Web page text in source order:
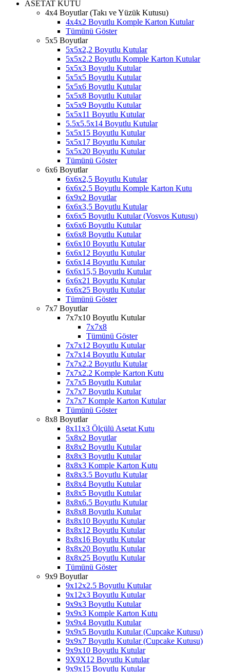
ASETAT KUTU
4x4 Boyutlar (Takı ve Yüzük Kutusu)
4x4x2 Boyutlu Komple Karton Kutular
Tümünü Göster
5x5 Boyutlar
5x5x2,2 Boyutlu Kutular
5x5x2.2 Boyutlu Komple Karton Kutular
5x5x3 Boyutlu Kutular
5x5x5 Boyutlu Kutular
5x5x6 Boyutlu Kutular
5x5x8 Boyutlu Kutular
5x5x9 Boyutlu Kutular
5x5x11 Boyutlu Kutular
5.5x5.5x14 Boyutlu Kutular
5x5x15 Boyutlu Kutular
5x5x17 Boyutlu Kutular
5x5x20 Boyutlu Kutular
Tümünü Göster
6x6 Boyutlar
6x6x2,5 Boyutlu Kutular
6x6x2.5 Boyutlu Komple Karton Kutu
6x9x2 Boyutlar
6x6x3,5 Boyutlu Kutular
6x6x5 Boyutlu Kutular (Vosvos Kutusu)
6x6x6 Boyutlu Kutular
6x6x8 Boyutlu Kutular
6x6x10 Boyutlu Kutular
6x6x12 Boyutlu Kutular
6x6x14 Boyutlu Kutular
6x6x15,5 Boyutlu Kutular
6x6x21 Boyutlu Kutular
6x6x25 Boyutlu Kutular
Tümünü Göster
7x7 Boyutlar
7x7x10 Boyutlu Kutular
7x7x8
Tümünü Göster
7x7x12 Boyutlu Kutular
7x7x14 Boyutlu Kutular
7x7x2.2 Boyutlu Kutular
7x7x2.2 Komple Karton Kutu
7x7x5 Boyutlu Kutular
7x7x7 Boyutlu Kutular
7x7x7 Komple Karton Kutular
Tümünü Göster
8x8 Boyutlar
8x11x3 Ölçülü Asetat Kutu
5x8x2 Boyutlar
8x8x2 Boyutlu Kutular
8x8x3 Boyutlu Kutular
8x8x3 Komple Karton Kutu
8x8x3.5 Boyutlu Kutular
8x8x4 Boyutlu Kutular
8x8x5 Boyutlu Kutular
8x8x6.5 Boyutlu Kutular
8x8x8 Boyutlu Kutular
8x8x10 Boyutlu Kutular
8x8x12 Boyutlu Kutular
8x8x16 Boyutlu Kutular
8x8x20 Boyutlu Kutular
8x8x25 Boyutlu Kutular
Tümünü Göster
9x9 Boyutlar
9x12x2.5 Boyutlu Kutular
9x12x3 Boyutlu Kutular
9x9x3 Boyutlu Kutular
9x9x3 Komple Karton Kutu
9x9x4 Boyutlu Kutular
9x9x5 Boyutlu Kutular (Cupcake Kutusu)
9x9x7 Boyutlu Kutular (Cupcake Kutusu)
9x9x10 Boyutlu Kutular
9X9X12 Boyutlu Kutular
9x9x15 Boyutlu Kutular